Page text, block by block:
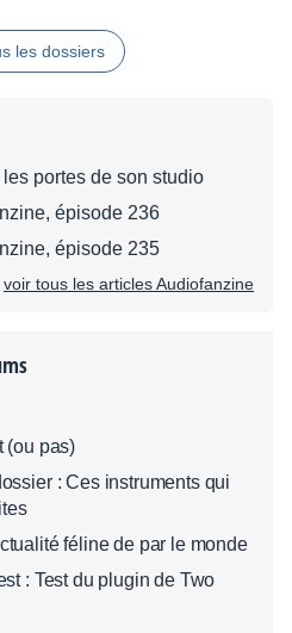
les dossiers
portes de son studio
épisode 236
épisode 235
voir tous les articles Audiofanzine
(ou pas)
: Ces instruments qui
féline de par le monde
: Test du plugin de Two